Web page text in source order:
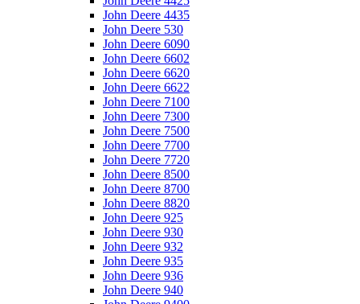
John Deere 4435
John Deere 530
John Deere 6090
John Deere 6602
John Deere 6620
John Deere 6622
John Deere 7100
John Deere 7300
John Deere 7500
John Deere 7700
John Deere 7720
John Deere 8500
John Deere 8700
John Deere 8820
John Deere 925
John Deere 930
John Deere 932
John Deere 935
John Deere 936
John Deere 940